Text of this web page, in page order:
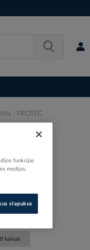
- PROTEC
201421
kainas
funkcijas
medijos,
slapukus